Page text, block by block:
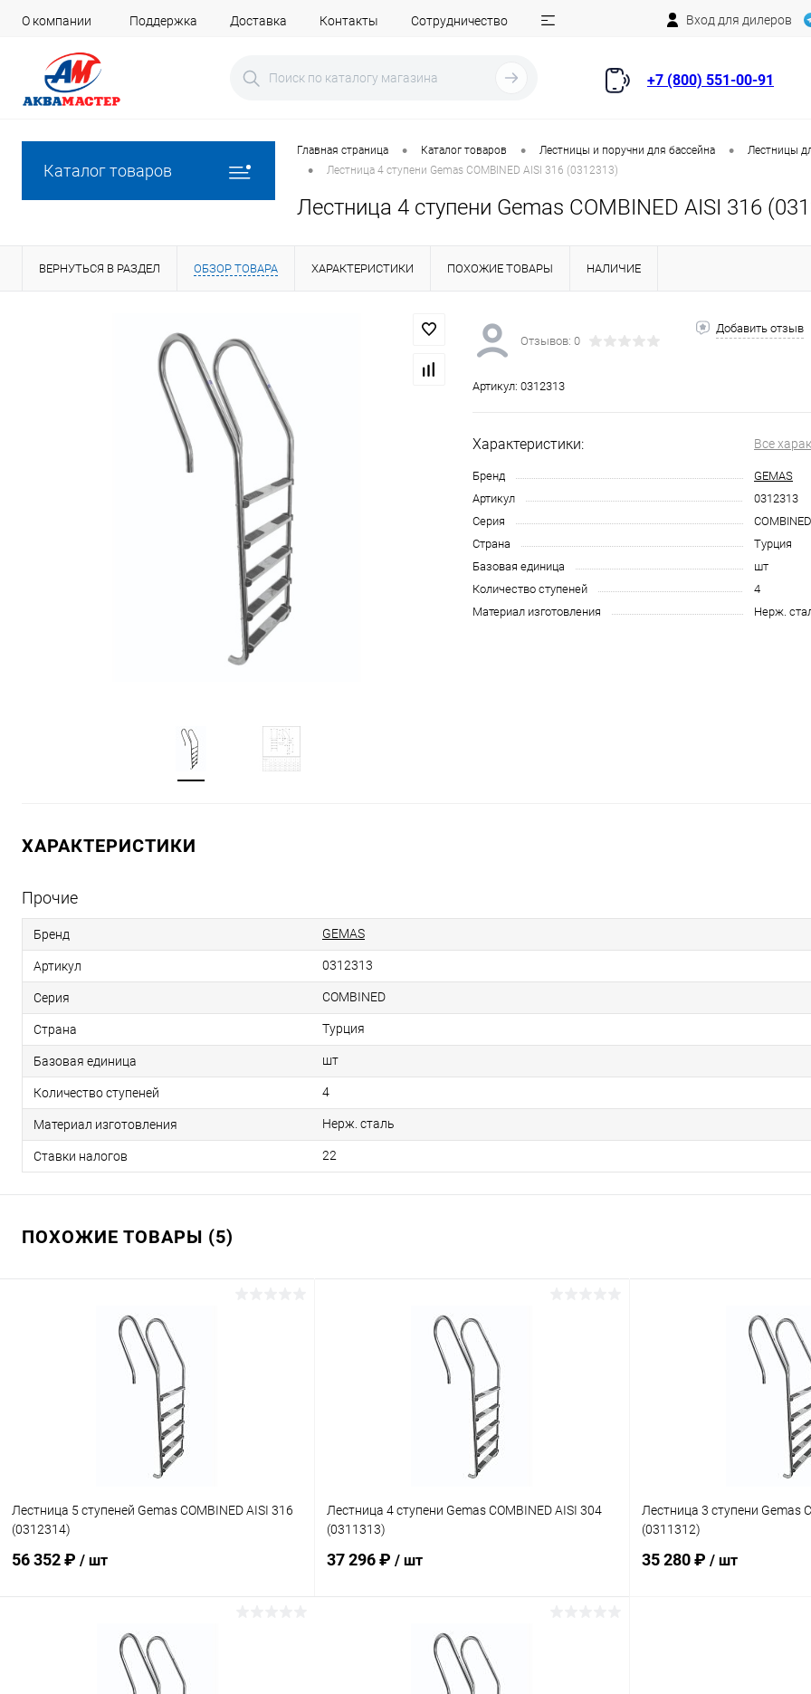
О компании Поддержка Доставка Контакты Сотрудничество Вход для дилеров
+7 (800) 551-00-91
Каталог товаров
Главная страница • Каталог товаров • Лестницы и поручни для бассейна • Лестницы
• Лестница 4 ступени Gemas COMBINED AISI 316 (0312313)
Лестница 4 ступени Gemas COMBINED AISI 316
ВЕРНУТЬСЯ В РАЗДЕЛ ОБЗОР ТОВАРА ХАРАКТЕРИСТИКИ ПОХОЖИЕ ТОВАРЫ НАЛИЧИЕ
Отзывов: 0
Добавить отзыв
Артикул: 0312313
Характеристики: Все
Бренд
GEMAS
Артикул
0312313
Серия
COMBINED
Страна
Турция
Базовая единица
шт
Количество ступеней
4
Материал изготовления
Нерж.
ХАРАКТЕРИСТИКИ
Прочие
Бренд GEMAS
Артикул 0312313
Серия COMBINED
Страна Турция
Базовая единица шт
Количество ступеней 4
Материал изготовления Нерж. сталь
Ставки налогов 22
ПОХОЖИЕ ТОВАРЫ (5)
Лестница 5 ступеней Gemas COMBINED AISI 316
(0312314)
56 352 ₽ / шт
В корзину
Лестница 4 ступени Gemas COMBINED AISI 304
(0311313)
37 296 ₽ / шт
В корзину
Лестница 3 ступени Gemas
(0311312)
35 280 ₽ / шт